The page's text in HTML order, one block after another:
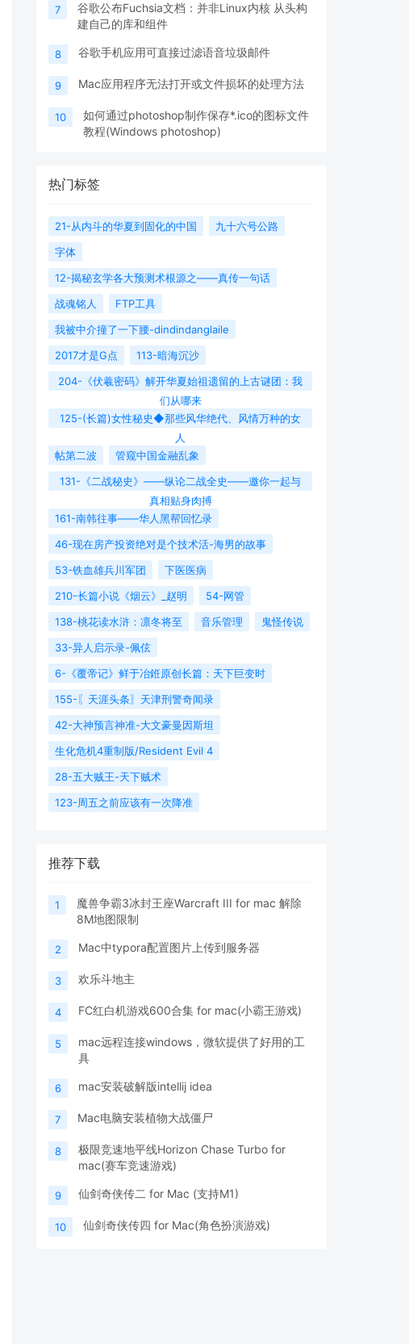
7
谷歌公布Fuchsia文档：并非Linux内核 从头构
建自己的库和组件
8 谷歌手机应用可直接过滤语音垃圾邮件
9 Mac应用程序无法打开或文件损坏的处理方法
10
如何通过photoshop制作保存*.ico的图标文件
教程(Windows photoshop)
热门标签
21-从内斗的华夏到固化的中国
九十六号公路
字体
12-揭秘玄学各大预测术根源之——真传一句话
战魂铭人
FTP工具
我被中介撞了一下腰-dindindanglaile
2017才是G点
113-暗海沉沙
204-《伏羲密码》解开华夏始祖遗留的上古谜团：我
们从哪来
125-(长篇)女性秘史◆那些风华绝代、风情万种的女
人
帖第二波
管窥中国金融乱象
131-《二战秘史》——纵论二战全史——邀你一起与
真相贴身肉搏
161-南韩往事——华人黑帮回忆录
46-现在房产投资绝对是个技术活-海男的故事
53-铁血雄兵川军团
下医医病
210-长篇小说《烟云》_赵明
54-网管
138-桃花读水浒：凛冬将至
音乐管理
鬼怪传说
33-异人启示录-佩伭
6-《覆帝记》鲜于冶銋原创长篇：天下巨变时
155-〖天涯头条〗天津刑警奇闻录
42-大神预言神准-大文豪曼因斯坦
生化危机4重制版/Resident Evil 4
28-五大贼王-天下贼术
123-周五之前应该有一次降准
推荐下载
1
魔兽争霸3冰封王座Warcraft III for mac 解除
8M地图限制
2 Mac中typora配置图片上传到服务器
3 欢乐斗地主
4 FC红白机游戏600合集 for mac(小霸王游戏)
5
mac远程连接windows，微软提供了好用的工
具
6 mac安装破解版intellij idea
7 Mac电脑安装植物大战僵尸
8
极限竞速地平线Horizon Chase Turbo for
mac(赛车竞速游戏)
9 仙剑奇侠传二 for Mac (支持M1)
10 仙剑奇侠传四 for Mac(角色扮演游戏)